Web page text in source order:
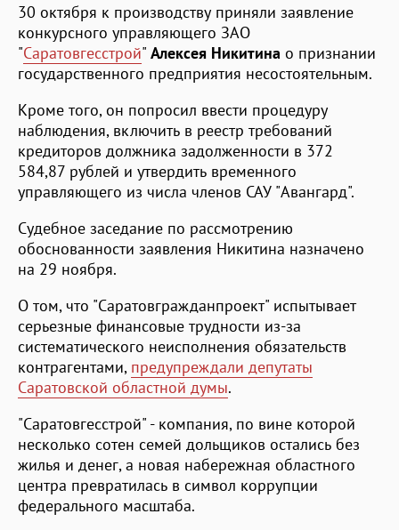
30 октября к производству приняли заявление
конкурсного управляющего ЗАО
"Саратовгесстрой" Алексея Никитина о признании
государственного предприятия несостоятельным.
Кроме того, он попросил ввести процедуру
наблюдения, включить в реестр требований
кредиторов должника задолженности в 372
584,87 рублей и утвердить временного
управляющего из числа членов САУ "Авангард".
Судебное заседание по рассмотрению
обоснованности заявления Никитина назначено
на 29 ноября.
О том, что "Саратовгражданпроект" испытывает
серьезные финансовые трудности из-за
систематического неисполнения обязательств
контрагентами, предупреждали депутаты
Саратовской областной думы.
"Саратовгесстрой" - компания, по вине которой
несколько сотен семей дольщиков остались без
жилья и денег, а новая набережная областного
центра превратилась в символ коррупции
федерального масштаба.